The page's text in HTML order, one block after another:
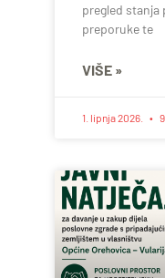
pregled
preporuke te
VIŠE »
1. lipnja 2026.